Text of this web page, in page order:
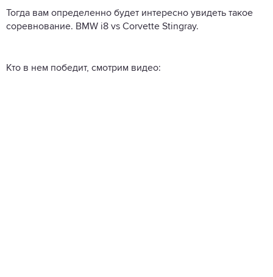
Тогда вам определенно будет интересно увидеть такое
соревнование. BMW i8 vs Corvette Stingray.
Кто в нем победит, смотрим видео: